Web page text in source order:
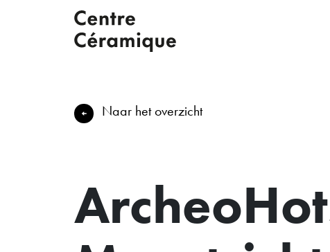
Naar het overzicht